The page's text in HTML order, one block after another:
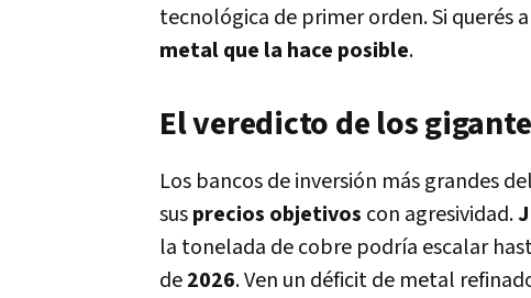
tecnológica de primer orden. Si querés
metal que la hace posible.
El veredicto de los
Los bancos de inversión más grandes
susprecios objetivos con agresividad.
la tonelada de cobre podría escalar
de2026. Ven un déficit de metal